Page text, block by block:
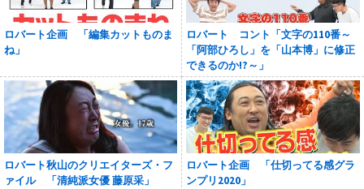
ロバート企画 「編集カットものま
ね」
ロバート コント「文字の110番～
「阿部ひろし」を「山本博」に修正
できるのか!?～」
ロバート秋山のクリエイターズ・フ
ァイル 「清純派女優 藤原采」
ロバート企画 「仕切ってる感グラ
ンプリ2020」